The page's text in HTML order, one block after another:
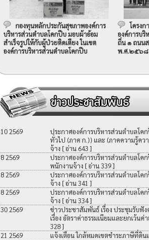
กองทุนหลักประกันสุขภาพองค์การ
บริหารส่วนตำบลโคกปีบ มอบผ้าอ้อม
สำเร็จรูปให้กับผู้ป่วยติดเตียง ในเขต
องค์การบริหารส่วนตำบลโคกปีบ
โครงก
องค์การบริ
ถิ่น ๑ ถนน
พ.ศ.๒๕๖๘
10 2569
ประกาศองค์การบริหารส่วนตำบลโค
ทั่วไป (ภาค ก.)) และ (ภาคความรู้คว
จ้าง [ อ่าน 643 ]
8 2569
ประกาศองค์การบริหารส่วนตำบลโค
พนักงานจ้าง [ อ่าน 339 ]
8 2569
ประกาศองค์การบริหารส่วนตำบลโค
จ้าง [ อ่าน 341 ]
8 2569
ประกาศองค์การบริหารส่วนตำบลโค
จ้าง [ อ่าน 334 ]
30 2569
ข่าวประชาสัมพันธ์ เรื่อง ประชุมรับฟั
เรื่อง อัตราค่าธรรมเนียมและยกเว้น
328 ]
21 2569
แจ้งเตือน ใกล้หมดเขตชำระภาษีที่ดิ